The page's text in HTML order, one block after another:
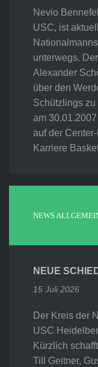
Nevio
USC, ist
unterwegs.
Alexander
über den
Schützlings
am
auf der
Karriere
NEWS
NEUE
15 Juli 2026
Der Kreis der
USC
Kürzlich
Till Geitner,